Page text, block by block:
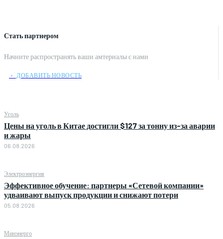
Стать партнером
Начните распространять ваши амтериалы с нами
﹢ ДОБАВИТЬ НОВОСТЬ
Уголь
Цены на уголь в Китае достигли $127 за тонну из-за аварии
и жары
06.08.2026
Электроэнергия
Эффективное обучение: партнеры «Сетевой компании»
удваивают выпуск продукции и снижают потери
05.08.2026
Минэнерго